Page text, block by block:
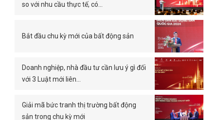
so với nhu cầu thực tế, có…
Bắt đầu chu kỳ mới của bất động sản
Doanh nghiệp, nhà đầu tư cần lưu ý gì đối
với 3 Luật mới liên…
Giải mã bức tranh thị trường bất động
sản trong chu kỳ mới